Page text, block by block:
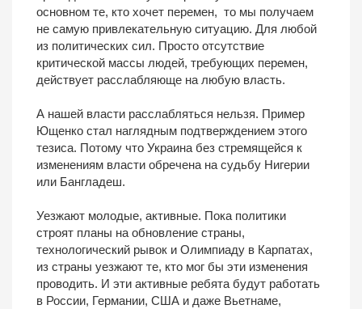
основном те, кто хочет перемен, то мы получаем
не самую привлекательную ситуацию. Для любой
из политических сил. Просто отсутствие
критической массы людей, требующих перемен,
действует расслабляюще на любую власть.
А нашей власти расслабляться нельзя. Пример
Ющенко стал наглядным подтверждением этого
тезиса. Потому что Украина без стремящейся к
изменениям власти обречена на судьбу Нигерии
или Бангладеш.
Уезжают молодые, активные. Пока политики
строят планы на обновление страны,
технологический рывок и Олимпиаду в Карпатах,
из страны уезжают те, кто мог бы эти изменения
проводить. И эти активные ребята будут работать
в России, Германии, США и даже Вьетнаме,